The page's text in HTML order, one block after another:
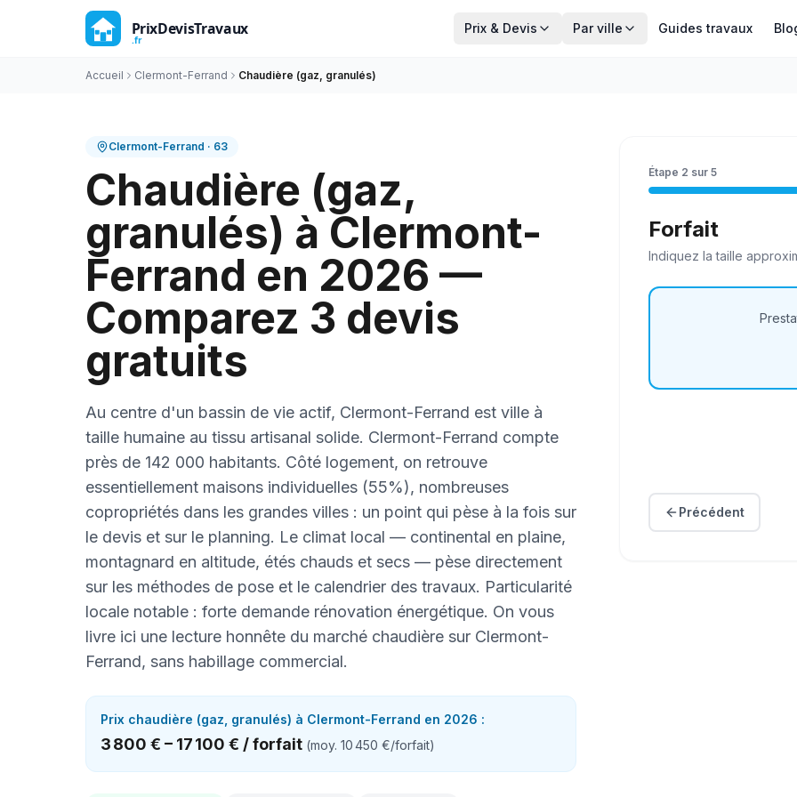
Prix & Devis Par ville Guides travaux
Accueil Clermont-Ferrand Chaudière (gaz, granulés)
Clermont-Ferrand · 63
Chaudière (gaz,
granulés) à Clermont-
Ferrand en 2026 —
Comparez 3 devis
gratuits
Au centre d'un bassin de vie actif, Clermont-Ferrand est ville à
taille humaine au tissu artisanal solide. Clermont-Ferrand compte
près de 142 000 habitants. Côté logement, on retrouve
essentiellement maisons individuelles (55%), nombreuses
copropriétés dans les grandes villes : un point qui pèse à la fois sur
le devis et sur le planning. Le climat local — continental en plaine,
montagnard en altitude, étés chauds et secs — pèse directement
sur les méthodes de pose et le calendrier des travaux. Particularité
locale notable : forte demande rénovation énergétique. On vous
livre ici une lecture honnête du marché chaudière sur Clermont-
Ferrand, sans habillage commercial.
Prix chaudière (gaz, granulés) à Clermont-Ferrand en 2026 :
3 800 € – 17 100 € /forfait (moy. 10 450 €/forfait)
Étape 2 sur 5
Forfait
Indiquez lataille
Précédent